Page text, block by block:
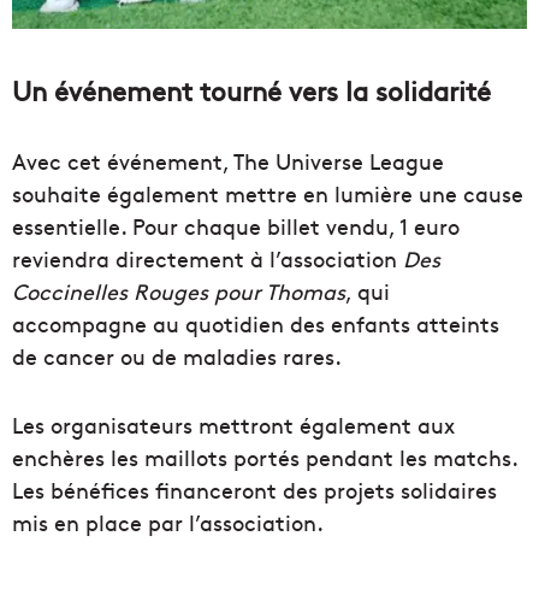
Un événement tourné vers la solidarité
Avec cet événement, The Universe League
souhaite également mettre en lumière une cause
essentielle. Pour chaque billet vendu, 1 euro
reviendra directement à l’association Des
Coccinelles Rouges pour Thomas, qui
accompagne au quotidien des enfants atteints
de cancer ou de maladies rares.
Les organisateurs mettront également aux
enchères les maillots portés pendant les matchs.
Les bénéfices financeront des projets solidaires
mis en place par l’association.